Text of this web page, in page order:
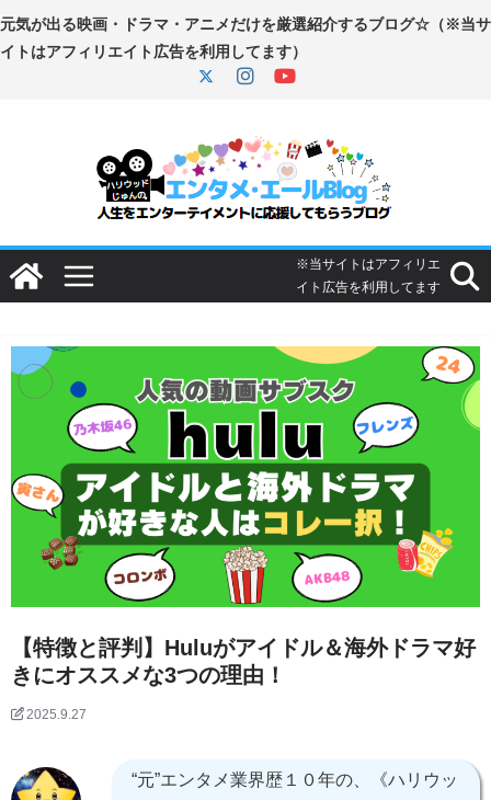
コ
ン
プ
【特徴と評判】Huluがアイドル＆海外ドラマ好
きにオススメな3つの理由！
2025.9.27
“元”エンタメ業界歴１０年の、《ハリウッ